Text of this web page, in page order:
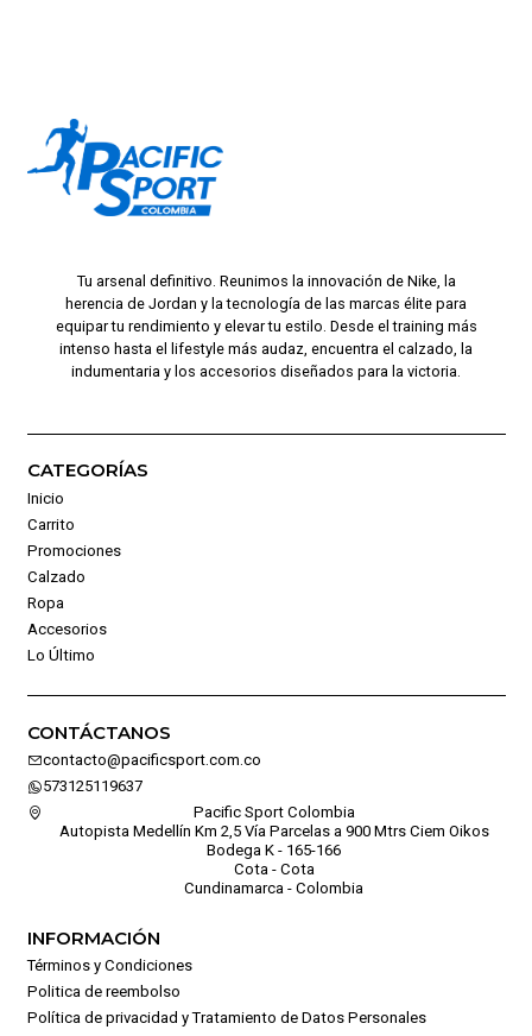
Tu arsenal definitivo. Reunimos la innovación de Nike, la
herencia de Jordan y la tecnología de las marcas élite para
equipar tu rendimiento y elevar tu estilo. Desde el training más
intenso hasta el lifestyle más audaz, encuentra el calzado, la
indumentaria y los accesorios diseñados para la victoria.
CATEGORÍAS
Inicio
Carrito
Promociones
Calzado
Ropa
Accesorios
Lo Último
CONTÁCTANOS
contacto@pacificsport.com.co
573125119637
Pacific Sport Colombia
Autopista Medellín Km 2,5 Vía Parcelas a 900 Mtrs Ciem Oikos
Bodega K - 165-166
Cota - Cota
Cundinamarca - Colombia
INFORMACIÓN
Términos y Condiciones
Politica de reembolso
Política de privacidad y Tratamiento de Datos Personales